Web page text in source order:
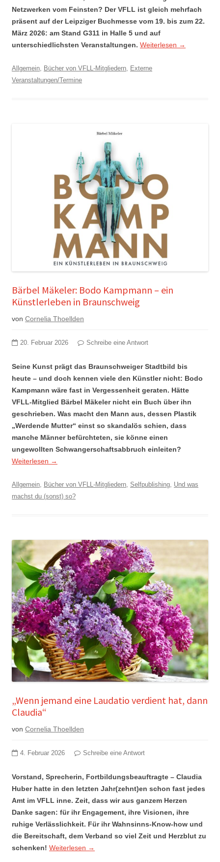
Netzwerken vom Feinsten? Der VFLL ist gleich mehrfach
präsent auf der Leipziger Buchmesse vom 19. bis zum 22.
März 2026: am Stand G311 in Halle 5 und auf
unterschiedlichsten Veranstaltungen. Weiterlesen →
Allgemein Bücher von VFLL-Mitgliedern Externe
Veranstaltungen/Termine
Bärbel Mäkeler: Bodo Kampmann – ein
Künstlerleben in Braunschweig
von Cornelia Thoellden
20. Februar 2026 Schreibe eine Antwort
Seine Kunst prägt das Braunschweiger Stadtbild bis
heute – und doch kennen viele den Künstler nicht: Bodo
Kampmann wäre fast in Vergessenheit geraten. Hätte
VFLL-Mitglied Bärbel Mäkeler nicht ein Buch über ihn
geschrieben. Was macht den Mann aus, dessen Plastik
„Werdende Mutter“ einst so skandalös schien, dass
manche Männer befürchteten, sie könne einen
ungewollten Schwangerschaftsabbruch einleiten?
Weiterlesen →
Allgemein Bücher von VFLL-Mitgliedern Selfpublishing Und was
machst du (sonst) so?
„Wenn jemand eine Laudatio verdient hat, dann
Claudia“
von Cornelia Thoellden
4. Februar 2026 Schreibe eine Antwort
Vorstand, Sprecherin, Fortbildungsbeauftragte – Claudia
Huber hatte in den letzten Jahr(zehnt)en schon fast jedes
Amt im VFLL inne. Zeit, dass wir aus ganzem Herzen
Danke sagen: für ihr Engagement, ihre Visionen, ihre
ruhige Verlässlichkeit. Für ihr Wahnsinns-Know-how und
die Bereitschaft, dem Verband so viel Zeit und Herzblut zu
schenken! Weiterlesen →